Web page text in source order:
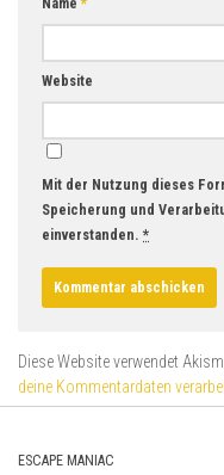
Website
Mit der Nutzung dieses
Speicherung und
einverstanden. *
Diese Website verwendet
deine Kommentardaten
ESCAPE MANIAC